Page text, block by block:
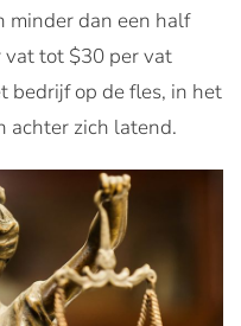
minder dan een half
vat tot $30 per vat
bedrijf op de fles, in het
achter zich latend.